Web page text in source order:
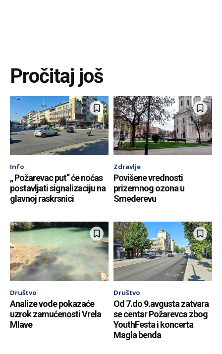
Pročitaj još
Info
„ Požarevac put“ će noćas
postavljati signalizaciju na
glavnoj raskrsnici
Zdravlje
Povišene vrednosti
prizemnog ozona u
Smederevu
Društvo
Analize vode pokazaće
uzrok zamućenosti Vrela
Mlave
Društvo
Od 7.do 9.avgusta zatvara
se centar Požarevca zbog
YouthFesta i koncerta
Magla benda